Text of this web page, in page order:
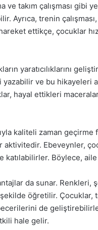
ve takım çalışması gibi
Ayrıca, trenin
ettikçe, çocuklar
yaratıcılıklarını
ve bu hikayeleri
hayal ettikleri
kaliteli zaman geçirme
Ebeveynler,
Böylece,
da sunar. Renkleri,
öğretilir. Çocuklar,
de
hale gelir.